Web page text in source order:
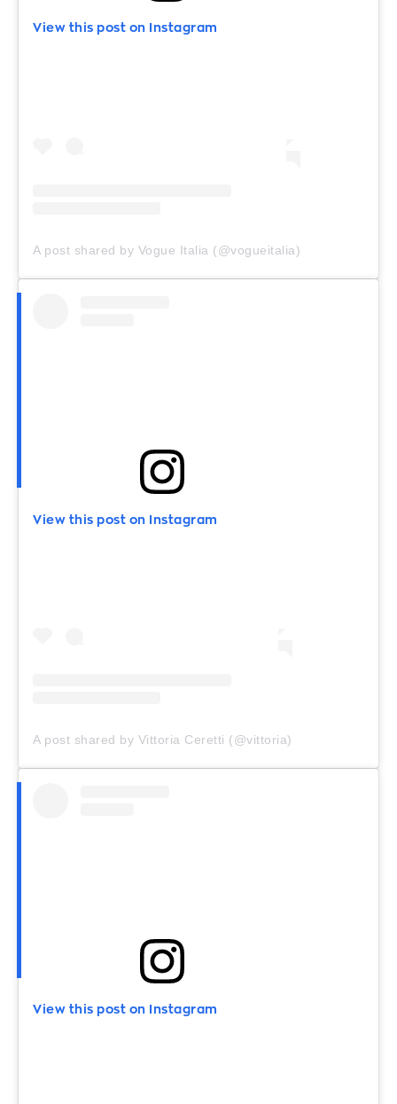
View this post on Instagram
A post shared by Vogue Italia (@vogueitalia)
View this post on Instagram
A post shared by Vittoria Ceretti (@vittoria)
View this post on Instagram